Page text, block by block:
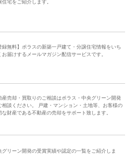
住宅をご紹介します。
録無料】ポラスの新築一戸建て・分譲住宅情報をいち
お届けするメールマガジン配信サービスです。
産売却・買取りのご相談はポラス・中央グリーン開発
相談ください。 戸建・マンション・土地等、お客様の
な財産である不動産の売却をサポート致します。
グリーン開発の受賞実績や認定の一覧をご紹介しま